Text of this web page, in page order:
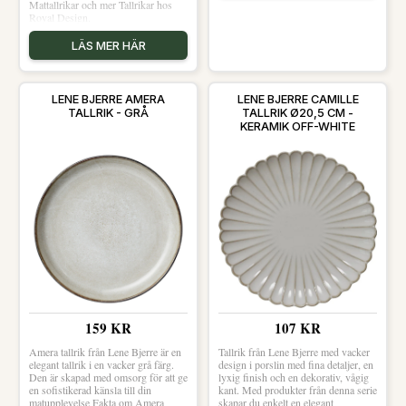
Mattallrikar och mer Tallrikar hos
Royal Design.
LÄS MER HÄR
LENE BJERRE AMERA
TALLRIK - GRÅ
159 KR
Amera tallrik från Lene Bjerre är en
elegant tallrik i en vacker grå färg.
Den är skapad med omsorg för att ge
en sofistikerad känsla till din
matupplevelse Fakta om Amera
LENE BJERRE CAMILLE
TALLRIK Ø20,5 CM -
KERAMIK OFF-WHITE
107 KR
Tallrik från Lene Bjerre med vacker
design i porslin med fina detaljer, en
lyxig finish och en dekorativ, vågig
kant. Med produkter från denna serie
skapar du enkelt en elegant